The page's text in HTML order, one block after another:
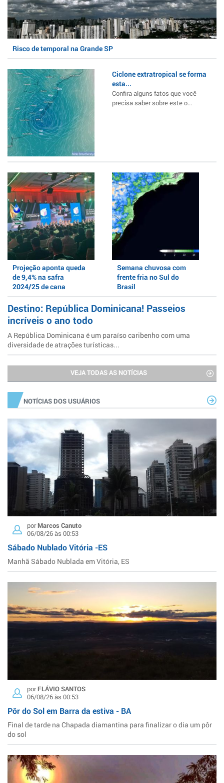
Risco de temporal na Grande SP
Ciclone extratropical se forma
esta...
Confira alguns fatos que você
precisa saber sobre este o...
Projeção aponta queda
de 9,4% na safra
2024/25 de cana
Semana chuvosa com
frente fria no Sul do
Brasil
Destino: República Dominicana! Passeios
incríveis o ano todo
A República Dominicana é um paraíso caribenho com uma
diversidade de atrações turísticas...
VEJA TODAS AS NOTÍCIAS
NOTÍCIAS DOS USUÁRIOS
porMarcos Canuto
06/08/26 às 00:53
Sábado Nublado Vitória -ES
Manhã Sábado Nublada em Vitória, ES
porFLÁVIO SANTOS
06/08/26 às 00:53
Pôr do Sol em Barra da estiva - BA
Final de tarde na Chapada diamantina para finalizar o dia um pôr
do sol